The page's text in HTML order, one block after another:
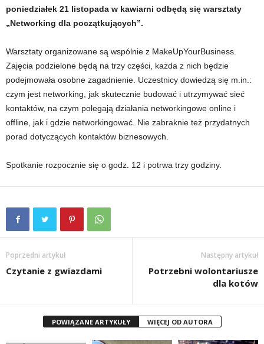
poniedziałek 21 listopada w kawiarni odbędą się warsztaty
„Networking dla początkujących”.
Warsztaty organizowane są wspólnie z MakeUpYourBusiness.
Zajęcia podzielone będą na trzy części, każda z nich będzie
podejmowała osobne zagadnienie. Uczestnicy dowiedzą się m.in.:
czym jest networking, jak skutecznie budować i utrzymywać sieć
kontaktów, na czym polegają działania networkingowe online i
offline, jak i gdzie networkingować. Nie zabraknie też przydatnych
porad dotyczących kontaktów biznesowych.
Spotkanie rozpocznie się o godz. 12 i potrwa trzy godziny.
Poprzedni artykuł
Czytanie z gwiazdami
Następny artykuł
Potrzebni wolontariusze
dla kotów
POWIĄZANE ARTYKUŁY WIĘCEJ OD AUTORA